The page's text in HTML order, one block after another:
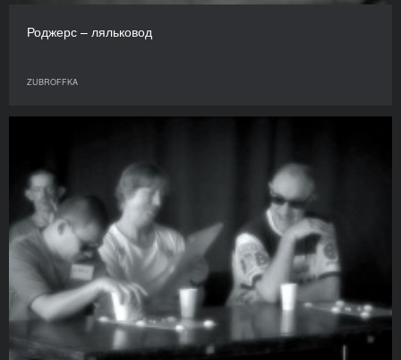
Роджерс – ляльковод
ZUBROFFKA